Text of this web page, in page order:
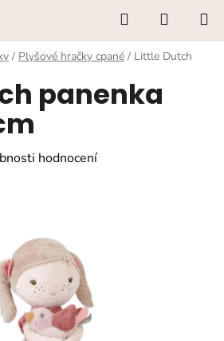
Hledat
KOŠÍK
/ Plyšové hračky cpané / Little Dutch
panenka
hodnocení